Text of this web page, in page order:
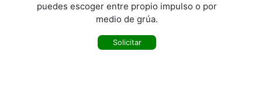
puedes escoger entre propio impulso o por
medio de grúa.
Solicitar